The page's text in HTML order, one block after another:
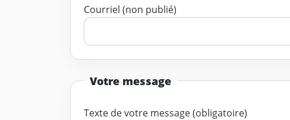
Courriel (non publié)
Votre message
Texte de votre message (obligatoire)